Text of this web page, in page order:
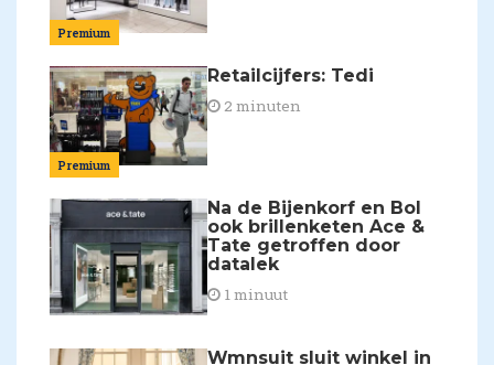
Premium
Premium
Retailcijfers: Tedi
2 minuten
Na de Bijenkorf en Bol
ook brillenketen Ace &
Tate getroffen door
datalek
1 minuut
Wmnsuit sluit winkel in